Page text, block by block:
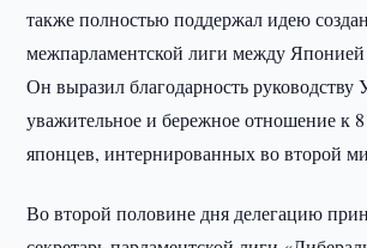
также полностью поддержал идею
межпарламентской лиги между
Он выразил благодарность руководству
уважительное и бережное отношение к
японцев, интернированных во второй
Во второй половине дня делегацию